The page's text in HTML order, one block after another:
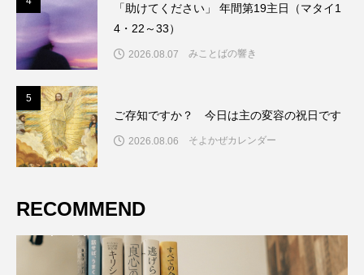
「助けてください」 年間第19主日（マタイ1
4・22～33）
2026.08.07 みことばの響き
5
ご存知ですか？ 今日は主の変容の祝日です
2026.08.06 そよかぜカレンダー
RECOMMEND